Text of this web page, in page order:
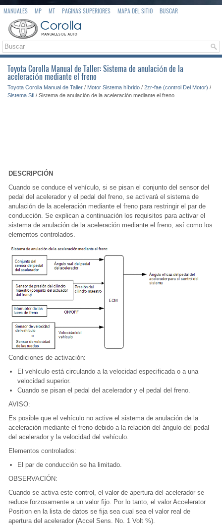
MANUALES MP MT PAGINAS SUPERIORES MAPA DEL SITIO BUSCAR
Toyota Corolla Manual de Taller: Sistema de anulación de la
aceleración mediante el freno
Toyota Corolla Manual de Taller / Motor Sistema híbrido / 2zr-fae (control Del Motor) /
Sistema Sfi / Sistema de anulación de la aceleración mediante el freno
DESCRIPCIÓN
Cuando se conduce el vehículo, si se pisan el conjunto del sensor del
pedal del acelerador y el pedal del freno, se activará el sistema de
anulación de la aceleración mediante el freno para restringir el par de
conducción. Se explican a continuación los requisitos para activar el
sistema de anulación de la aceleración mediante el freno, así como los
elementos controlados.
Condiciones de activación:
El vehículo está circulando a la velocidad especificada o a una
velocidad superior.
Cuando se pisan el pedal del acelerador y el pedal del freno.
AVISO:
Es posible que el vehículo no active el sistema de anulación de la
aceleración mediante el freno debido a la relación del ángulo del pedal
del acelerador y la velocidad del vehículo.
Elementos controlados:
El par de conducción se ha limitado.
OBSERVACIÓN:
Cuando se activa este control, el valor de apertura del acelerador se
reduce forzosamente a un valor fijo. Por lo tanto, el valor Accelerator
Position en la lista de datos se fija sea cual sea el valor real de
apertura del acelerador (Accel Sens. No. 1 Volt %).